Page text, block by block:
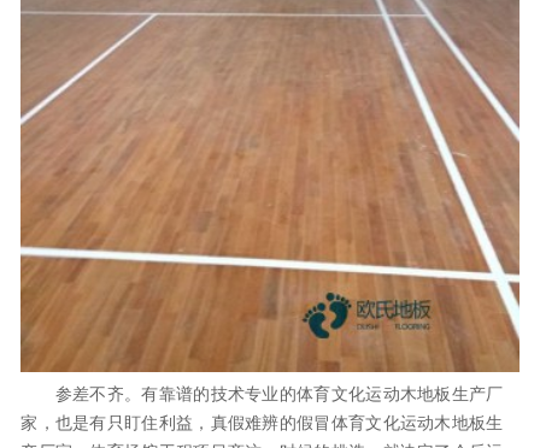
参差不齐。有靠谱的技术专业的体育文化运动木地板生产厂
家，也是有只盯住利益，真假难辨的假冒体育文化运动木地板生